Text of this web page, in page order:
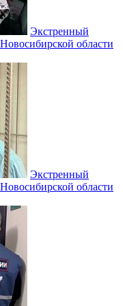
Экстренный
области
Экстренный
области